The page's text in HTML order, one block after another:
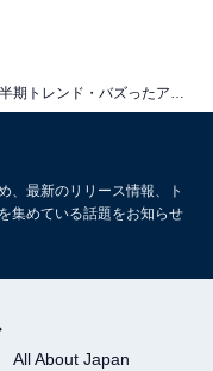
、最新のリリース情報、ト
集めている話題をお知らせ
All About Japan